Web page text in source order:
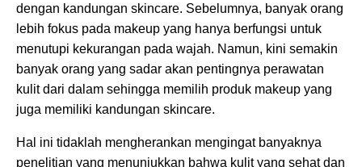
dengan kandungan skincare. Sebelumnya, banyak orang
lebih fokus pada makeup yang hanya berfungsi untuk
menutupi kekurangan pada wajah. Namun, kini semakin
banyak orang yang sadar akan pentingnya perawatan
kulit dari dalam sehingga memilih produk makeup yang
juga memiliki kandungan skincare.
Hal ini tidaklah mengherankan mengingat banyaknya
penelitian yang menunjukkan bahwa kulit yang sehat dan